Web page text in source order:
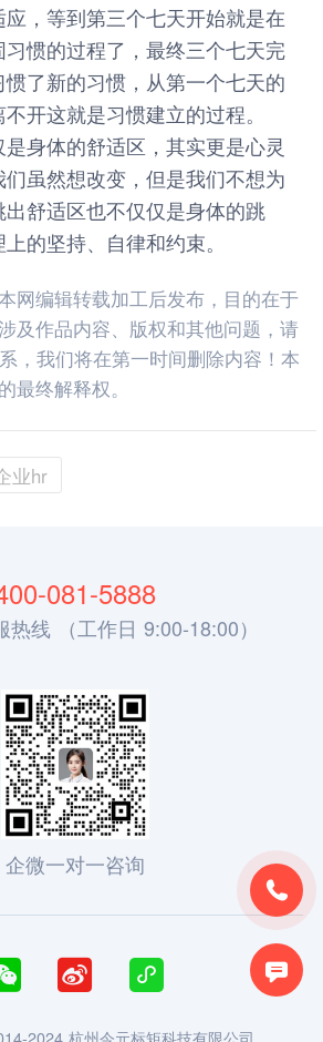
，等到第三个七天开始就是在
惯的过程了，最终三个七天完
了新的习惯，从第一个七天的
开这就是习惯建立的过程。
身体的舒适区，其实更是心灵
虽然想改变，但是我们不想为
舒适区也不仅仅是身体的跳
的坚持、自律和约束。
网编辑转载加工后发布，目的在于
及作品内容、版权和其他问题，请
，我们将在第一时间删除内容！本
最终解释权。
业hr


081-5888
热线 （工作日 9:00-18:00）
企微一对一咨询
 
2024 杭州今元标矩科技有限公司